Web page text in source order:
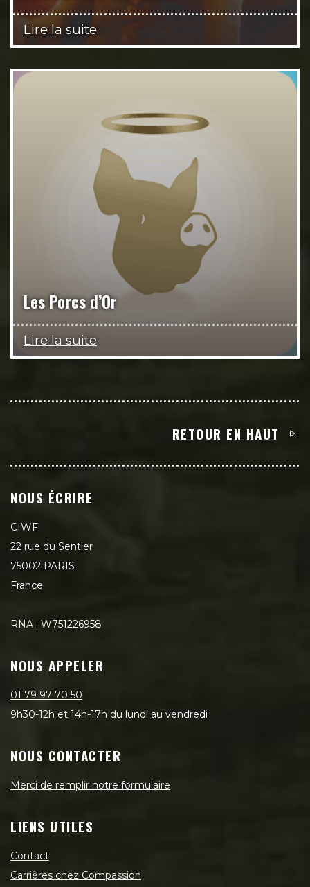
Lire la suite
Les Porcs d’Or
Lire la suite
RETOUR EN HAUT
NOUS ÉCRIRE
CIWF
22 rue du Sentier
75002 PARIS
France
RNA : W751226958
NOUS APPELER
01 79 97 70 50
9h30-12h et 14h-17h du lundi au vendredi
NOUS CONTACTER
Merci de remplir notre formulaire
LIENS UTILES
Contact
Carrières chez Compassion